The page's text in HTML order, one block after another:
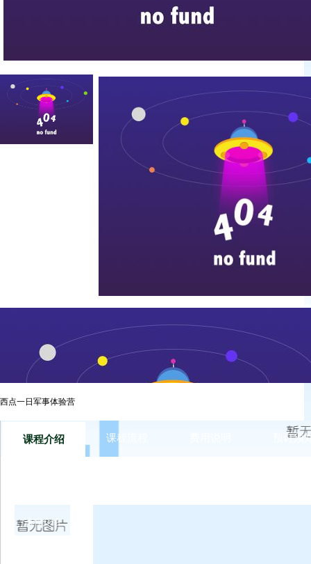
眼看周末即将来到 归笼的“神兽”又要出炉 还在忧愁周末带孩
下军事夏令营的独特之处
西点一日军事体验营
课程介绍 课程流程 预订须
课程介绍